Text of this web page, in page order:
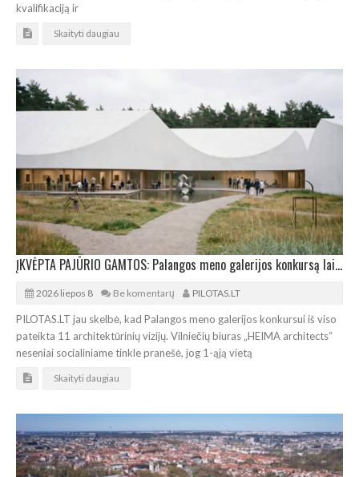
kvalifikaciją ir
Skaityti daugiau
ĮKVĖPTA PAJŪRIO GAMTOS: Palangos meno galerijos konkursą laimėjo „HEIMA architects“
2026 liepos 8 Be komentarų PILOTAS.LT
PILOTAS.LT jau skelbė, kad Palangos meno galerijos konkursui iš viso
pateikta 11 architektūrinių vizijų. Vilniečių biuras „HEIMA architects“
neseniai socialiniame tinkle pranešė, jog 1-ąją vietą
Skaityti daugiau